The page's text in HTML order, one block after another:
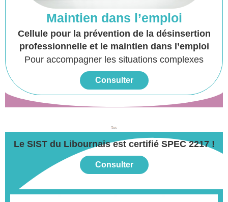
Maintien dans l’emploi
Cellule pour la prévention de la désinsertion
professionnelle et le maintien dans l’emploi
Pour accompagner les situations complexes
Consulter
Le SIST du Libournais est certifié SPEC 2217 !
Consulter